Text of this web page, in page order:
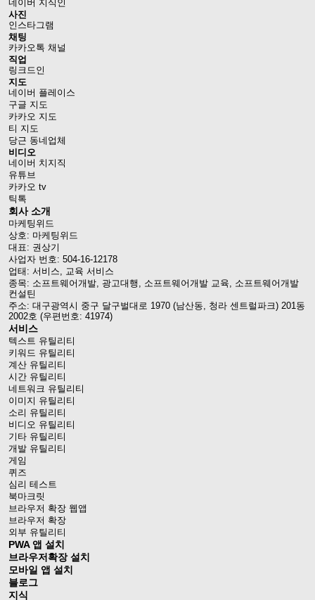
네이버 지식인
사진
인스타그램
채팅
카카오톡 채널
직업
링크드인
지도
네이버 플레이스
구글 지도
카카오 지도
티 지도
당근 동네업체
비디오
네이버 치지직
유튜브
카카오 tv
틱톡
회사 소개
마케팅위드
상호: 마케팅위드
대표: 권상기
사업자 번호: 504-16-12178
업태: 서비스, 교육 서비스
종목: 소프트웨어개발, 광고대행, 소프트웨어개발 교육, 소프트웨어개발
컨설틴
주소: 대구광역시 중구 달구벌대로 1970 (남산동, 청라 센트럴파크) 201동
2002호 (우편번호: 41974)
서비스
텍스트 유틸리티
키워드 유틸리티
계산 유틸리티
시간 유틸리티
네트워크 유틸리티
이미지 유틸리티
소리 유틸리티
비디오 유틸리티
기타 유틸리티
개발 유틸리티
게임
퀴즈
심리 테스트
북마크릿
브라우저 확장 웹앱
브라우저 확장
외부 유틸리티
PWA 앱 설치
브라우저확장 설치
모바일 앱 설치
블로그
지식